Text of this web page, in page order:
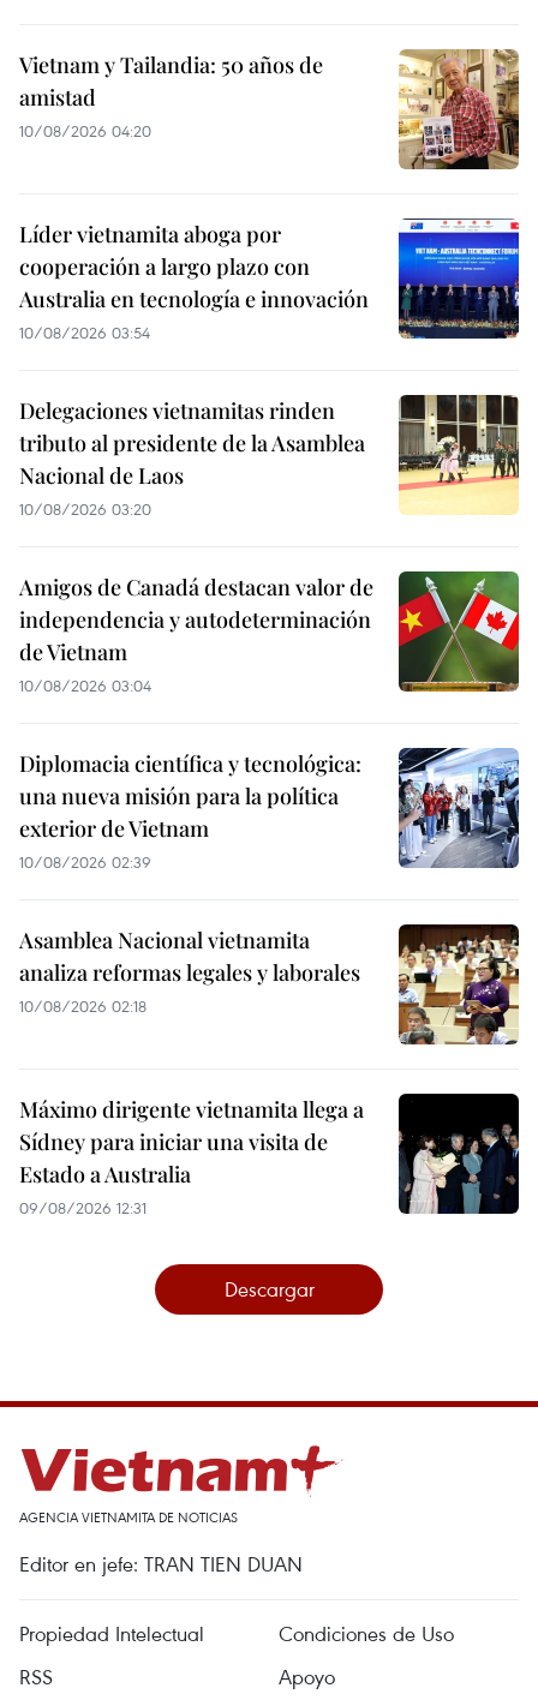
Vietnam y Tailandia: 50 años de
amistad
10/08/2026 04:20
Líder vietnamita aboga por
cooperación a largo plazo con
Australia en tecnología e innovación
10/08/2026 03:54
Delegaciones vietnamitas rinden
tributo al presidente de la Asamblea
Nacional de Laos
10/08/2026 03:20
Amigos de Canadá destacan valor de
independencia y autodeterminación
de Vietnam
10/08/2026 03:04
Diplomacia científica y tecnológica:
una nueva misión para la política
exterior de Vietnam
10/08/2026 02:39
Asamblea Nacional vietnamita
analiza reformas legales y laborales
10/08/2026 02:18
Máximo dirigente vietnamita llega a
Sídney para iniciar una visita de
Estado a Australia
09/08/2026 12:31
Descargar
AGENCIA VIETNAMITA DE NOTICIAS
Editor en jefe: TRAN TIEN DUAN
Propiedad Intelectual
Condiciones de Uso
RSS
Apoyo